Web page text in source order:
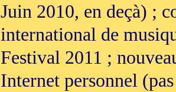
Juin 2010, en deçà) ;
international de
Festival 2011 ;
Internet personnel